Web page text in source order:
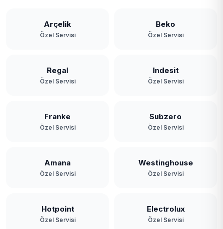
Arçelik
Özel Servisi
Beko
Özel Servisi
Regal
Özel Servisi
Indesit
Özel Servisi
Franke
Özel Servisi
Subzero
Özel Servisi
Amana
Özel Servisi
Westinghouse
Özel Servisi
Hotpoint
Özel Servisi
Electrolux
Özel Servisi